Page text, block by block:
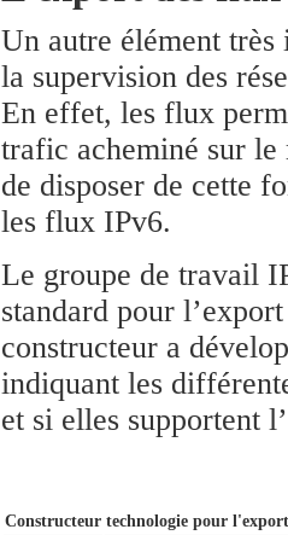
Un autre élément très
la supervision des
En effet, les flux
trafic acheminé sur le
de disposer de cette
les flux IPv6.
Le groupe de travail
standard pour
constructeur a
indiquant les
et si elles supportent
Constructeur technologie pour